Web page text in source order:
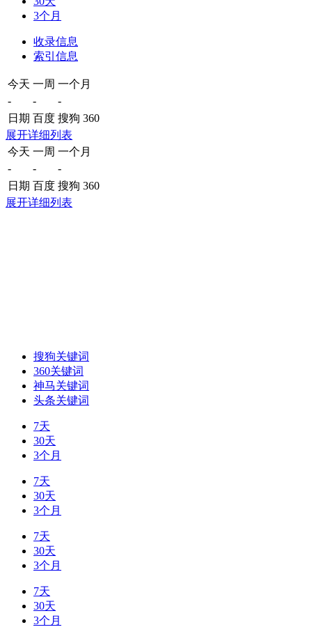
3个月
收录信息
索引信息
今天 一周 一个月
-
-
-
日期 百度 搜狗 360
展开详细列表
今天 一周 一个月
-
-
-
日期 百度 搜狗 360
展开详细列表
搜狗关键词
360关键词
神马关键词
头条关键词
7天
30天
3个月
7天
30天
3个月
7天
30天
3个月
7天
30天
3个月